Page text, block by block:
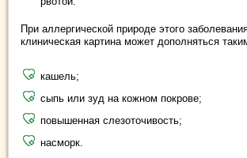
При аллергической природе этого
клиническая картина может дополняться
кашель;
сыпь или зуд на кожном покрове;
повышенная слезоточивость;
насморк.